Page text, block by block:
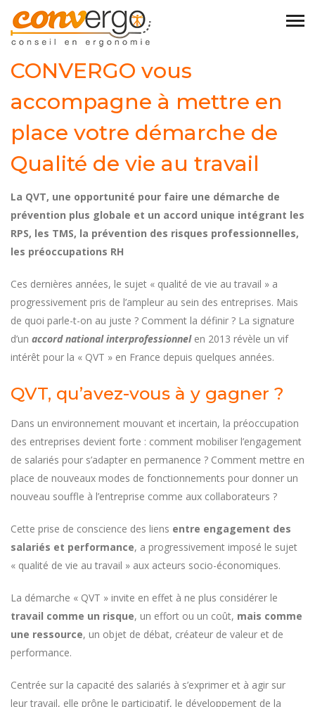
CONVERGO vous
accompagne à mettre en
place votre démarche de
Qualité de vie au travail
La QVT, une opportunité pour faire une démarche de
prévention plus globale et un accord unique intégrant les
RPS, les TMS, la prévention des risques professionnelles,
les préoccupations RH
Ces dernières années, le sujet « qualité de vie au travail » a
progressivement pris de l’ampleur au sein des entreprises. Mais
de quoi parle-t-on au juste ? Comment la définir ? La signature
d’un accord national interprofessionnelen 2013 révèle un vif
intérêt pour la « QVT » en France depuis quelques années.
QVT, qu’avez-vous à y gagner ?
Dans un environnement mouvant et incertain, la préoccupation
des entreprises devient forte : comment mobiliser l’engagement
de salariés pour s’adapter en permanence ? Comment mettre en
place de nouveaux modes de fonctionnements pour donner un
nouveau souffle à l’entreprise comme aux collaborateurs ?
Cette prise de conscience des liens entre engagement des
salariés et performance, a progressivement imposé le sujet
« qualité de vie au travail » aux acteurs socio-économiques.
La démarche « QVT » invite en effet à ne plus considérer le
travail comme un risque, un effort ou un coût, mais comme
une ressource, un objet de débat, créateur de valeur et de
performance.
Centrée sur la capacité des salariés à s’exprimer et à agir sur
leur travail, elle prône le participatif, le développement de la